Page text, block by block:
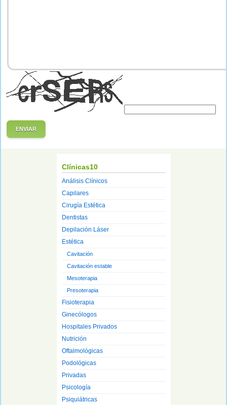
ENVIAR
Clínicas10
Análisis Clínicos
Capilares
Cirugía Estética
Dentistas
Depilación Láser
Estética
Cavitación
Cavitación estable
Mesoterapia
Presoterapia
Fisioterapia
Ginecólogos
Hospitales Privados
Nutrición
Oftalmológicas
Podológicas
Privadas
Psicología
Psiquiátricas